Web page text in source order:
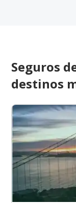
Seguros
destinos